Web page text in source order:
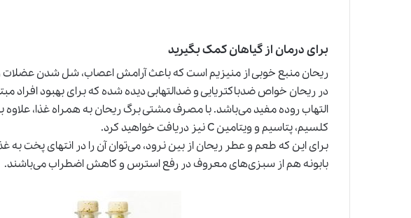
برای درمان از گیاهان کمک بگیرید
ریحان منبع خوبی از منیزیم است که باعث آرامش اعصاب، شل شدن
در ریحان خواص ضدباکتریایی و ضدالتهابی دیده شده که برای بهبود افراد
التهاب روده مفید می‌باشد. با مصرف مشتی برگ ریحان به همراه غذا، علاوه
کلسیم، پتاسیم و ویتامین C نیز دریافت خواهید کرد.
برای این که طعم و عطر ریحان از بین نرود، می‌توان آن را در انتهای پخت به
بابونه هم از سبزی‌های معروف در رفع استرس و کاهش اضطراب می‌باشند.